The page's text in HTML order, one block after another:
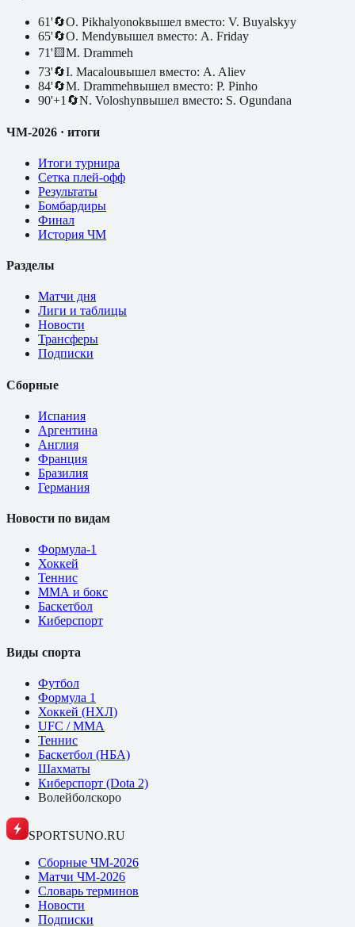
61'🔄O. Pikhalyonokвышел вместо: V. Buyalskyy
65'🔄O. Mendyвышел вместо: A. Friday
71'🟨M. Drammeh
73'🔄I. Macalouвышел вместо: A. Aliev
84'🔄M. Drammehвышел вместо: P. Pinho
90'+1 🔄N. Voloshynвышел вместо: S. Ogundana
ЧМ-2026 · итоги
Итоги турнира
Сетка плей-офф
Результаты
Бомбардиры
Финал
История ЧМ
Разделы
Матчи дня
Лиги и таблицы
Новости
Трансферы
Подписки
Сборные
Испания
Аргентина
Англия
Франция
Бразилия
Германия
Новости по видам
Формула-1
Хоккей
Теннис
ММА и бокс
Баскетбол
Киберспорт
Виды спорта
Футбол
Формула 1
Хоккей (НХЛ)
UFC / ММА
Теннис
Баскетбол (НБА)
Шахматы
Киберспорт (Dota 2)
Волейболскоро
SPORTSUNO.RU
Сборные ЧМ-2026
Матчи ЧМ-2026
Словарь терминов
Новости
Подписки